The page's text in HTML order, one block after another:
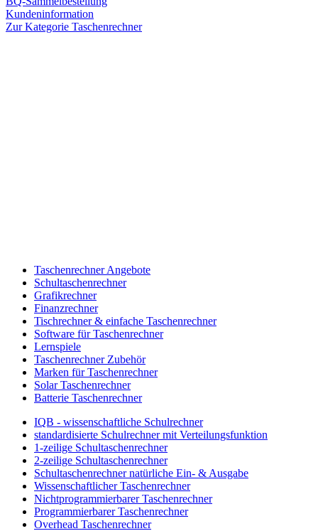
Kundeninformation
Zur Kategorie Taschenrechner
Taschenrechner Angebote
Schultaschenrechner
Grafikrechner
Finanzrechner
Tischrechner & einfache Taschenrechner
Software für Taschenrechner
Lernspiele
Taschenrechner Zubehör
Marken für Taschenrechner
Solar Taschenrechner
Batterie Taschenrechner
IQB - wissenschaftliche Schulrechner
standardisierte Schulrechner mit Verteilungsfunktion
1-zeilige Schultaschenrechner
2-zeilige Schultaschenrechner
Schultaschenrechner natürliche Ein- & Ausgabe
Wissenschaftlicher Taschenrechner
Nichtprogrammierbarer Taschenrechner
Programmierbarer Taschenrechner
Overhead Taschenrechner